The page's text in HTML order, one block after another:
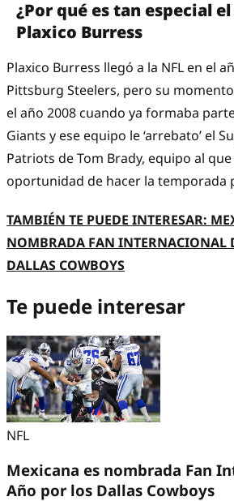
¿Por qué es tan especial
Plaxico Burress
Plaxico Burress llegó a la NFL en el
Pittsburg Steelers, pero su
el año 2008 cuando ya formaba
Giants y ese equipo le ‘arrebato’ el
Patriots de Tom Brady, equipo al
oportunidad de hacer la temporada
TAMBIÉN TE PUEDE INTERESAR:
NOMBRADA FAN INTERNACIONAL
DALLAS COWBOYS
Te puede interesar
NFL
Mexicana es nombrada Fan
Año por los Dallas Cowboys